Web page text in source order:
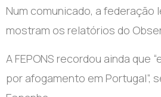
Num comunicado, a
mostram os relatórios do
A FEPONS recordou ainda
por afogamento em Portugal”,